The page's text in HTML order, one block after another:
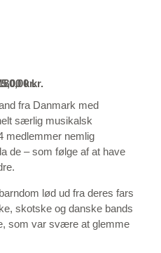
kr.
kr.
fra Danmark med
særlig musikalsk
medlemmer nemlig
de – som følge af at have
lød ud fra deres fars
skotske og danske bands
som var svære at glemme